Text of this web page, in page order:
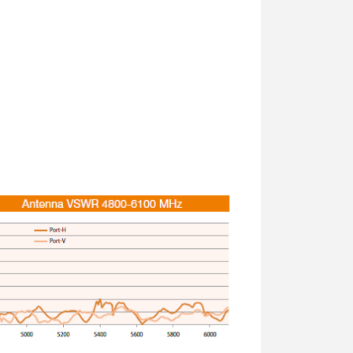
50 CM LMR200 N Tipi Erke...
700.21₺ + KDV
Mikrotik mANT 15s 5GHz 1...
3,250.96₺ + KDV